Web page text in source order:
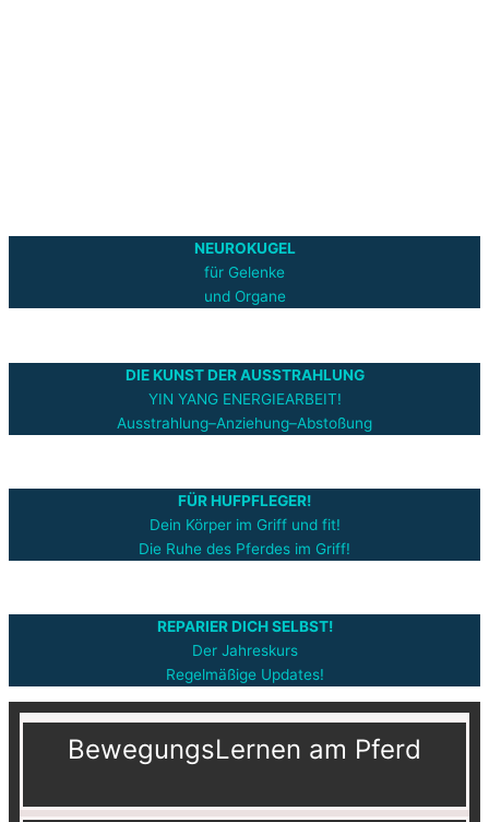
NEUROKUGEL
für Gelenke
und Organe
DIE KUNST DER AUSSTRAHLUNG
YIN YANG ENERGIEARBEIT!
Ausstrahlung–Anziehung–Abstoßung
FÜR HUFPFLEGER!
Dein Körper im Griff und fit!
Die Ruhe des Pferdes im Griff!
REPARIER DICH SELBST!
Der Jahreskurs
Regelmäßige Updates!
BewegungsLernen am Pferd